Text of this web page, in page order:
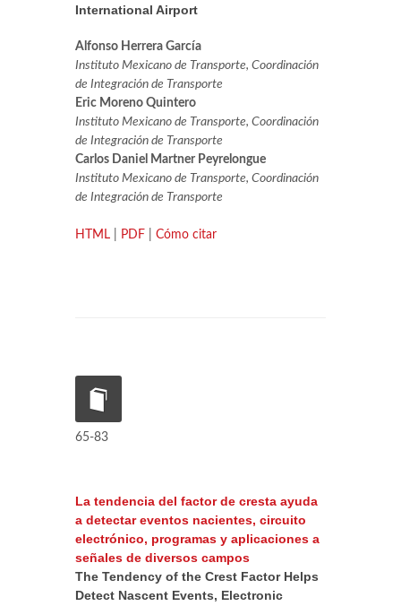
International Airport
Alfonso Herrera García
Instituto Mexicano de Transporte, Coordinación
de Integración de Transporte
Eric Moreno Quintero
Instituto Mexicano de Transporte, Coordinación
de Integración de Transporte
Carlos Daniel Martner Peyrelongue
Instituto Mexicano de Transporte, Coordinación
de Integración de Transporte
HTML PDF Cómo citar
65-83
La tendencia del factor de cresta ayuda
a detectar eventos nacientes, circuito
electrónico, programas y aplicaciones a
señales de diversos campos
The Tendency of the Crest Factor Helps
Detect Nascent Events, Electronic